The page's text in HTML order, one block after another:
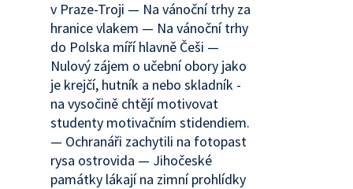
v Praze-Troji — Na vánoční trhy za
hranice vlakem — Na vánoční trhy
do Polska míří hlavně Češi —
Nulový zájem o učební obory jako
je krejčí, hutník a nebo skladník -
na vysočině chtějí motivovat
studenty motivačním stidendiem.
— Ochranáři zachytili na fotopast
rysa ostrovida — Jihočeské
památky lákají na zimní prohlídky